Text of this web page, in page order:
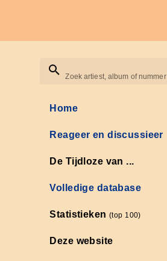
Zoek artiest, album of nummer
Home
Reageer en discussieer
De Tijdloze van ...
Volledige database
Statistieken(top 100)
Deze website